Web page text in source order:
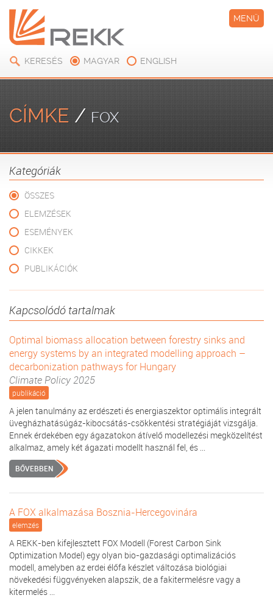
KERESÉS MAGYAR ENGLISH
MENÜ
CÍMKE / FOX
Kategóriák
ÖSSZES
ELEMZÉSEK
ESEMÉNYEK
CIKKEK
PUBLIKÁCIÓK
Kapcsolódó tartalmak
Optimal biomass allocation between forestry sinks and
energy systems by an integrated modelling approach –
decarbonization pathways for Hungary
Climate Policy 2025
publikáció
A jelen tanulmány az erdészeti és energiaszektor optimális integrált
üvegházhatásúgáz-kibocsátás-csökkentési stratégiáját vizsgálja.
Ennek érdekében egy ágazatokon átívelő modellezési megközelítést
alkalmaz, amely két ágazati modellt használ fel, és ...
BŐVEBBEN
A FOX alkalmazása Bosznia-Hercegovinára
elemzés
A REKK-ben kifejlesztett FOX Modell (Forest Carbon Sink
Optimization Model) egy olyan bio-gazdasági optimalizációs
modell, amelyben az erdei élőfa készlet változása biológiai
növekedési függvényeken alapszik, de a fakitermelésre vagy a
kitermelés ...